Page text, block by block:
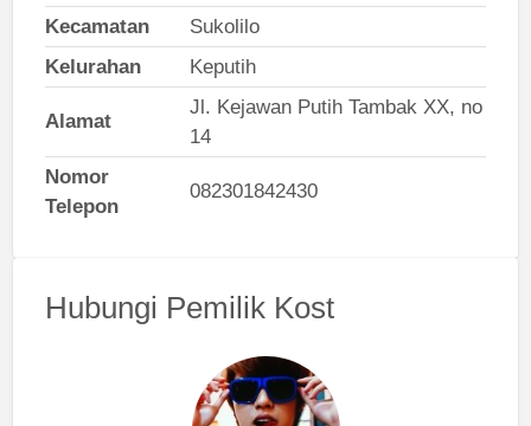
Kecamatan
Sukolilo
Kelurahan
Keputih
Alamat
Jl. Kejawan Putih Tambak XX, no
14
Nomor
Telepon
082301842430
Hubungi Pemilik Kost